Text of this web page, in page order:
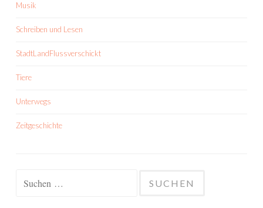
Musik
Schreiben und Lesen
StadtLandFlussverschickt
Tiere
Unterwegs
Zeitgeschichte